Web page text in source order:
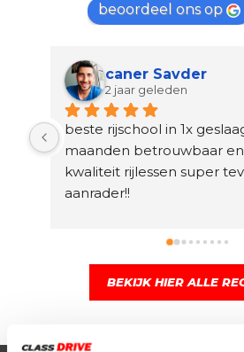
beoordeel ons op
caner Savder
2 jaar geleden
beste rijschool in 1x
maanden betrouwbaar
kwaliteit rijlessen super
aanrader!!
BEKIJK HIER ALLE